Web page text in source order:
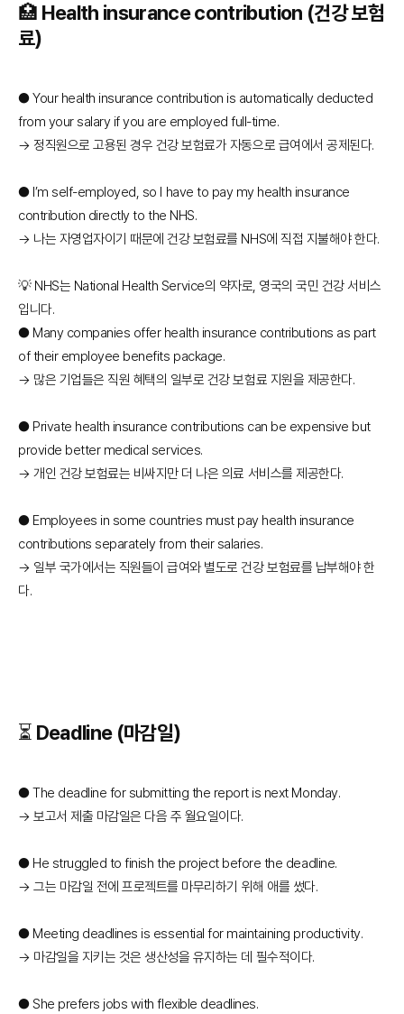
🏥 Health insurance contribution (건강 보험
료)
● Your health insurance contribution is automatically deducted
from your salary if you are employed full-time.
→ 정직원으로 고용된 경우 건강 보험료가 자동으로 급여에서 공제된다.
● I’m self-employed, so I have to pay my health insurance
contribution directly to the NHS.
→ 나는 자영업자이기 때문에 건강 보험료를 NHS에 직접 지불해야 한다.
💡 NHS는 National Health Service의 약자로, 영국의 국민 건강 서비스
입니다.
● Many companies offer health insurance contributions as part
of their employee benefits package.
→ 많은 기업들은 직원 혜택의 일부로 건강 보험료 지원을 제공한다.
● Private health insurance contributions can be expensive but
provide better medical services.
→ 개인 건강 보험료는 비싸지만 더 나은 의료 서비스를 제공한다.
● Employees in some countries must pay health insurance
contributions separately from their salaries.
→ 일부 국가에서는 직원들이 급여와 별도로 건강 보험료를 납부해야 한
다.
⏳ Deadline (마감일)
● The deadline for submitting the report is next Monday.
→ 보고서 제출 마감일은 다음 주 월요일이다.
● He struggled to finish the project before the deadline.
→ 그는 마감일 전에 프로젝트를 마무리하기 위해 애를 썼다.
● Meeting deadlines is essential for maintaining productivity.
→ 마감일을 지키는 것은 생산성을 유지하는 데 필수적이다.
● She prefers jobs with flexible deadlines.